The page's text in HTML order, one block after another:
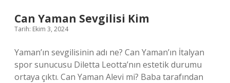
Can Yaman Sevgilisi Kim
Tarih: Ekim 3, 2024
Yaman’ın sevgilisinin adı ne? Can Yaman’ın İtalyan
spor sunucusu Diletta Leotta’nın estetik durumu
ortaya çıktı. Can Yaman Alevi mi? Baba tarafından